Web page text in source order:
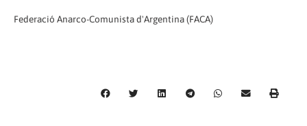
Federació Anarco-Comunista d'Argentina (FACA)